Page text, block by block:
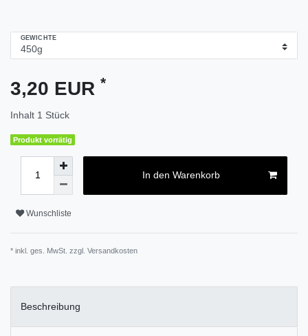
GEWICHTE
3,20 EUR *
Inhalt 1 Stück
Produkt vorrätig
In den Warenkorb
Wunschliste
* inkl. ges. MwSt. zzgl. Versandkosten
Beschreibung